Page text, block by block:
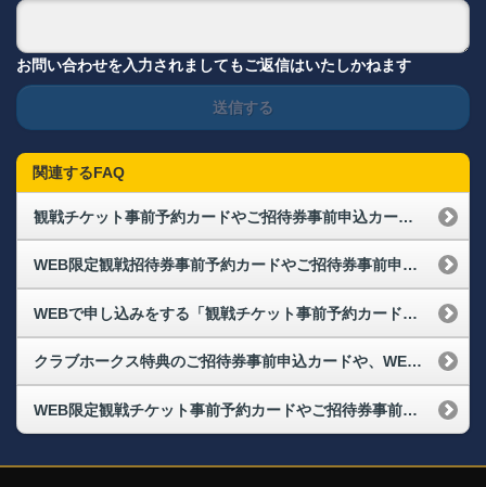
お問い合わせを入力されましてもご返信はいたしかねます
送信する
関連するFAQ
観戦チケット事前予約カードやご招待券事前申込カードで申し込みをし、期限内に支払いや発券が出来なかった場合どうなりますか
WEB限定観戦招待券事前予約カードやご招待券事前申込カードを予約したい
WEBで申し込みをする「観戦チケット事前予約カード」や「ご招待券事前申込カード」は、1枚で何枚申込ができますか。
クラブホークス特典のご招待券事前申込カードや、WEB観戦招待券事前予約カードで申込をする際、無料で申し込めますか。
WEB限定観戦チケット事前予約カードやご招待券事前申込カードに利用期限はありますか